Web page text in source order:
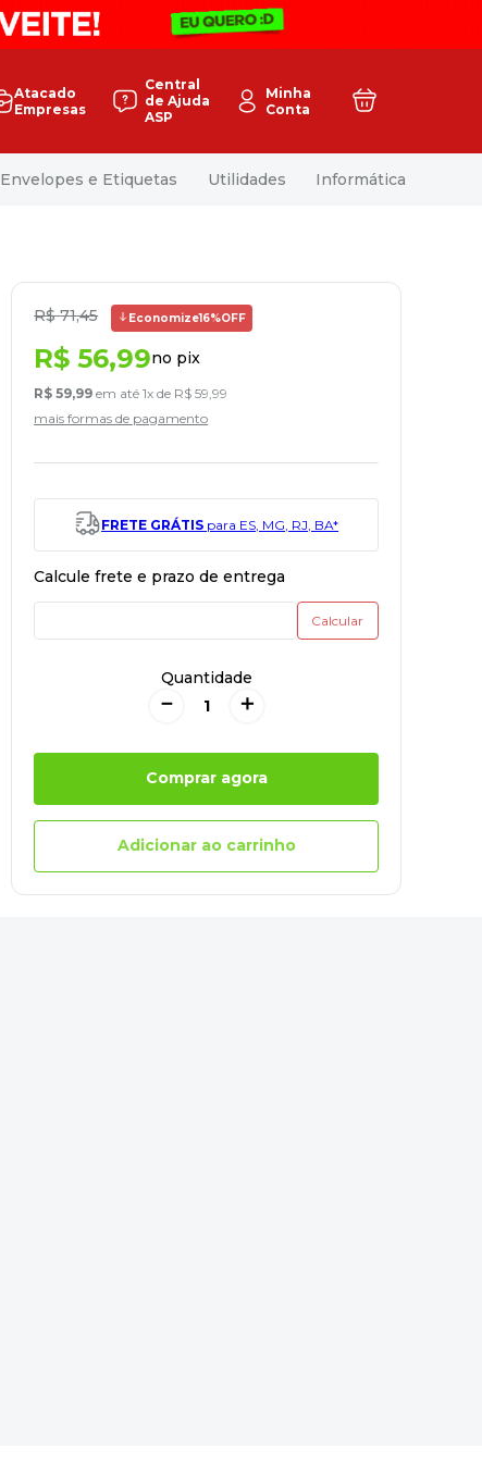
Atacado
Empresas
Central
de Ajuda
ASP
Minha
Conta
Envelopes e Etiquetas Utilidades Informática
R$ 71,45 Economize16%OFF
R$ 56,99no pix
R$ 59,99 em até1x de R$ 59 ,99
mais formas de pagamento
FRETE GRÁTIS para ES, MG, RJ, BA*
Quantidade
＋
－
Comprar agora
Adicionar ao carrinho